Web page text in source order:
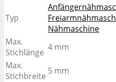
Typ
Nähmaschine
Max.
Stichlänge 4 mm
Max.
Stichbreite 5 mm